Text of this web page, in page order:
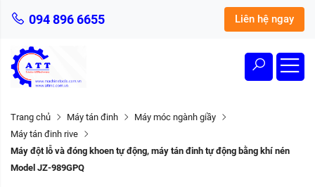
094 896 6655 Liên hệ ngay
Trang chủ Máy tán đinh
Máy móc ngành giầy
Máy tán đinh rive
Máy đột lỗ và đóng khoen tự động, máy tán đinh tự động bằng khí nén
Model JZ-989GPQ